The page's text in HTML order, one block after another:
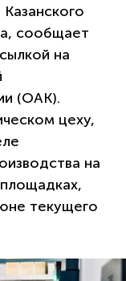
сообщает
на
(ОАК).
цеху,
на
текущего